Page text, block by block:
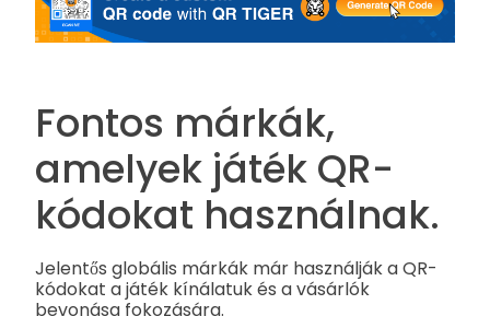
Fontos márkák,
amelyek játék QR-
kódokat használnak.
Jelentős globális márkák már használják a QR-
kódokat a játék kínálatuk és a vásárlók
bevonása fokozására.